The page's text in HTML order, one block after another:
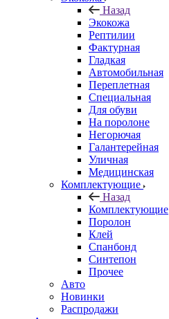
Назад
Экокожа
Рептилии
Фактурная
Гладкая
Автомобильная
Переплетная
Специальная
Для обуви
На поролоне
Негорючая
Галантерейная
Уличная
Медицинская
Комплектующие
Назад
Комплектующие
Поролон
Клей
Спанбонд
Синтепон
Прочее
Авто
Новинки
Распродажи